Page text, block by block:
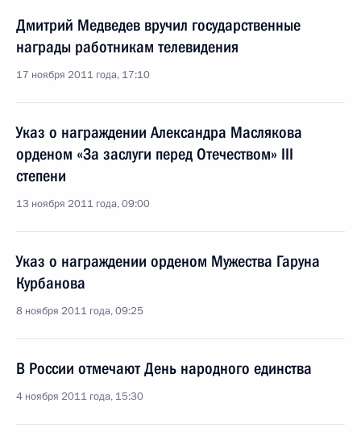
Дмитрий Медведев вручил государственные
награды работникам телевидения
17 ноября 2011 года, 17:10
Указ о награждении Александра Маслякова
орденом «За заслуги перед Отечеством» III
степени
13 ноября 2011 года, 09:00
Указ о награждении орденом Мужества Гаруна
Курбанова
8 ноября 2011 года, 09:25
В России отмечают День народного единства
4 ноября 2011 года, 15:30